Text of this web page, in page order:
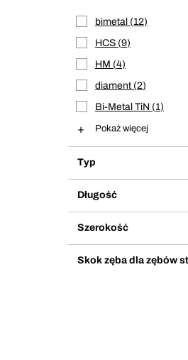
bimetal
12
HCS 9
HM 4
diament 2
Bi-Metal TiN
1
Pokaż więcej
Typ
Długość
Szerokość
Skok zęba dla zębów